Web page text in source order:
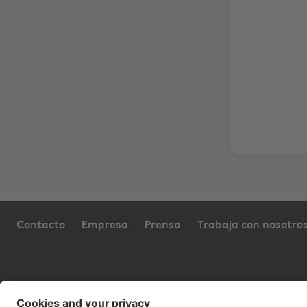
Contacto Empresa Prensa Trabaja con